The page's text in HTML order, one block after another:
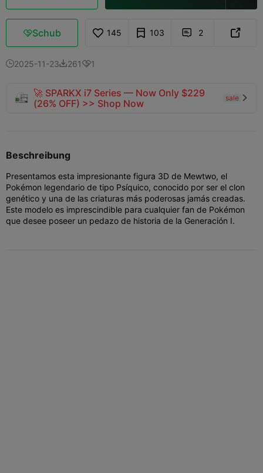
Schub 145 103  2 
2025-11-232611
🚀 SPARKX i7 Series — Now Only $229
(26% OFF) >> Shop Now
sale 
Beschreibung
Presentamos esta impresionante figura 3D de Mewtwo, el
Pokémon legendario de tipo Psíquico, conocido por ser el clon
genético y una de las criaturas más poderosas jamás creadas.
Este modelo es imprescindible para cualquier fan de Pokémon
que desee poseer un pedazo de historia de la Generación I.